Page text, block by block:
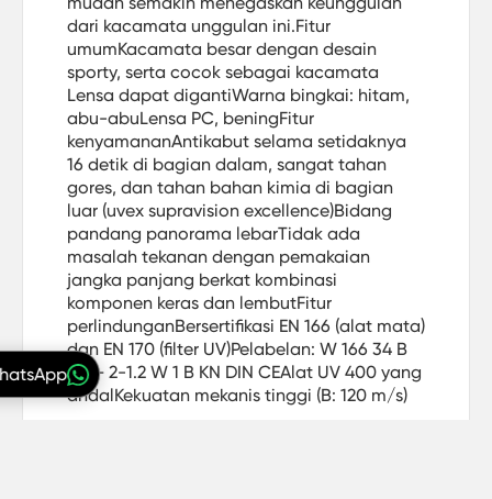
dari kacamata unggulan ini.Fitur
umumKacamata besar dengan desain
sporty, serta cocok sebagai kacamata
Lensa dapat digantiWarna bingkai: hitam,
abu-abuLensa PC, beningFitur
kenyamananAntikabut selama setidaknya
16 detik di bagian dalam, sangat tahan
gores, dan tahan bahan kimia di bagian
luar (uvex supravision excellence)Bidang
pandang panorama lebarTidak ada
masalah tekanan dengan pemakaian
jangka panjang berkat kombinasi
komponen keras dan lembutFitur
perlindunganBersertifikasi EN 166 (alat mata)
dan EN 170 (filter UV)Pelabelan: W 166 34 B
CE – 2-1.2 W 1 B KN DIN CEAlat UV 400 yang
andalKekuatan mekanis tinggi (B: 120 m/s)